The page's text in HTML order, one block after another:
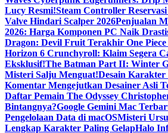
Lucy Resmi!Steam Controller
Valve Hindari Scalper 2026Penjualan
2026: Harga Komponen PC Naik
Dragon: Devil Fruit Terakhir One Piece
Horizon 6 Crunchyroll: Klaim Segera
Eksklusif!The Batman Part II: Winter
Misteri Salju Menguat!Desain Karakter
Komentar Mengejutkan Desainer Asli
Daftar Pemain The Odyssey
Bintangnya?Google Gemini Mac
Pengelolaan Data di macOSMisteri
Lengkap Karakter Paling GelapHalo